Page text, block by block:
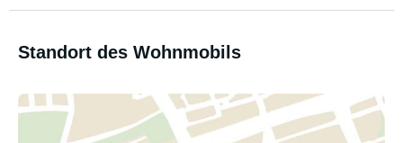
Standort des Wohnmobils